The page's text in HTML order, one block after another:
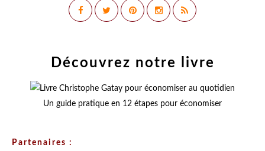
Découvrez notre livre
Un guide pratique en 12 étapes pour économiser
Partenaires :